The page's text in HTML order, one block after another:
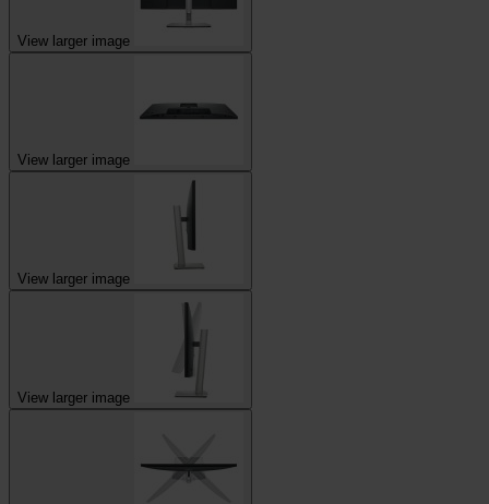
View larger image
View larger image
View larger image
View larger image